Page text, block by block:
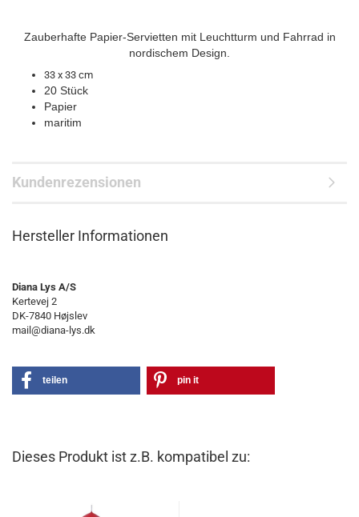
Zauberhafte Papier-Servietten mit Leuchtturm und Fahrrad in
nordischem Design.
33 x 33 cm
20 Stück
Papier
maritim
Kundenrezensionen
Hersteller Informationen
Diana Lys A/S
Kertevej 2
DK-7840 Højslev
mail@diana-lys.dk
teilen pin it
Dieses Produkt ist z.B. kompatibel zu: